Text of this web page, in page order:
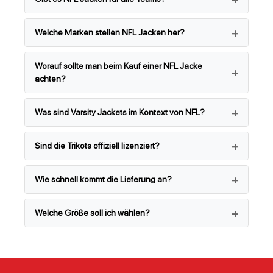
Welche Marken stellen NFL Jacken her?
Worauf sollte man beim Kauf einer NFL Jacke
achten?
Was sind Varsity Jackets im Kontext von NFL?
Sind die Trikots offiziell lizenziert?
Wie schnell kommt die Lieferung an?
Welche Größe soll ich wählen?